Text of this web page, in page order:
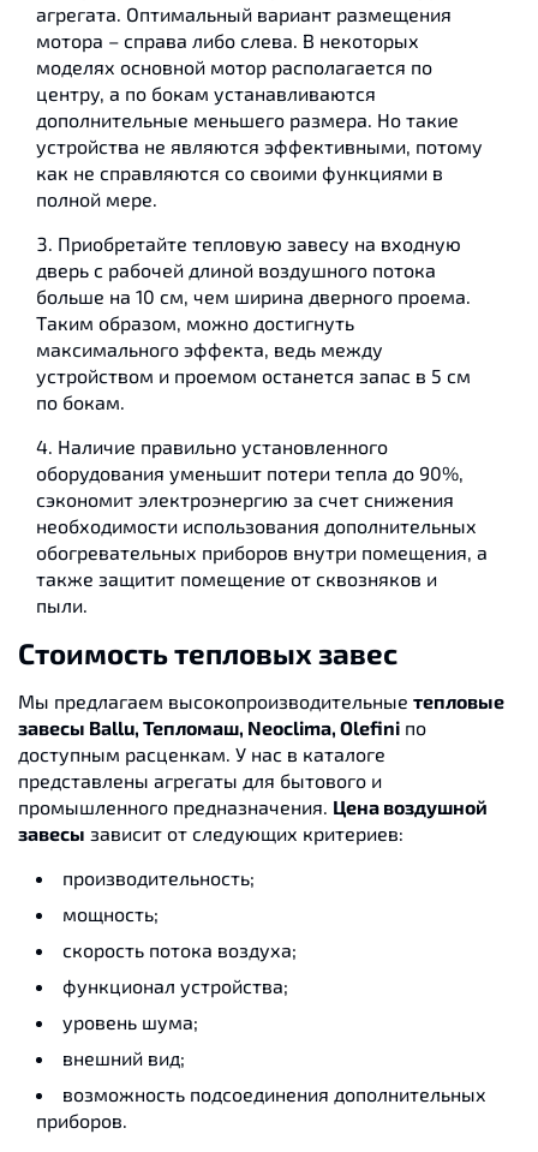
агрегата. Оптимальный вариант размещения
мотора – справа либо слева. В некоторых
моделях основной мотор располагается по
центру, а по бокам устанавливаются
дополнительные меньшего размера. Но такие
устройства не являются эффективными, потому
как не справляются со своими функциями в
полной мере.
Приобретайте тепловую завесу на входную
дверь с рабочей длиной воздушного потока
больше на 10 см, чем ширина дверного проема.
Таким образом, можно достигнуть
максимального эффекта, ведь между
устройством и проемом останется запас в 5 см
по бокам.
Наличие правильно установленного
оборудования уменьшит потери тепла до 90%,
сэкономит электроэнергию за счет снижения
необходимости использования дополнительных
обогревательных приборов внутри помещения, а
также защитит помещение от сквозняков и
пыли.
Стоимость тепловых завес
Мы предлагаем высокопроизводительные тепловые
завесы Ballu, Тепломаш, Neoclima, Olefini по
доступным расценкам. У нас в каталоге
представлены агрегаты для бытового и
промышленного предназначения. Цена воздушной
завесы зависит от следующих критериев:
производительность;
мощность;
скорость потока воздуха;
функционал устройства;
уровень шума;
внешний вид;
возможность подсоединения дополнительных
приборов.